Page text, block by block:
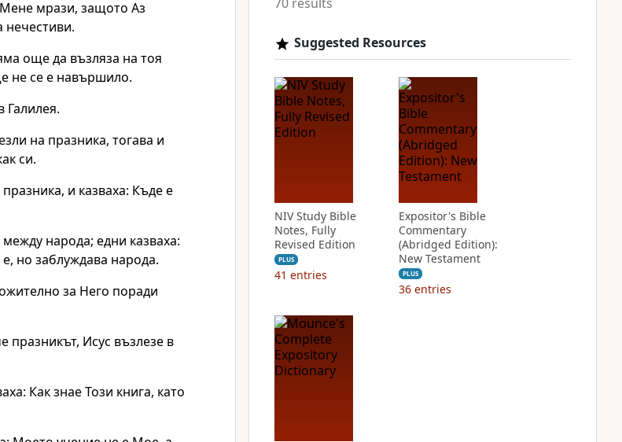
мрази, защото Аз
нечестиви.
още да възляза на тоя
не се е навършило.
Галилея.
на празника, тогава и
си.
и казваха: Къде е
народа; едни казваха:
но заблуждава народа.
за Него поради
празникът, Исус възлезе в
Как знае Този книга, като
Suggested Resources
NIV Study Bible
Notes, Fully
Revised Edition
PLUS
41 entries
Expositor's Bible
Commentary
(Abridged Edition):
New Testament
PLUS
36 entries